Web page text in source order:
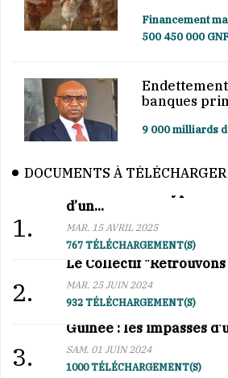
Financement
500 450 000
banques
9 000 milliards
DOCUMENTS À TÉLÉCHARGER
1.
d’un...
MAR. 15 AVRIL 2025
767 TÉLÉCHARGEMENT(S)
2.
Le Collectif
MAR. 25 JUIN 2024
932 TÉLÉCHARGEMENT(S)
3.
Guinée : les impasses
SAM. 01 JUIN 2024
1000 TÉLÉCHARGEMENT(S)